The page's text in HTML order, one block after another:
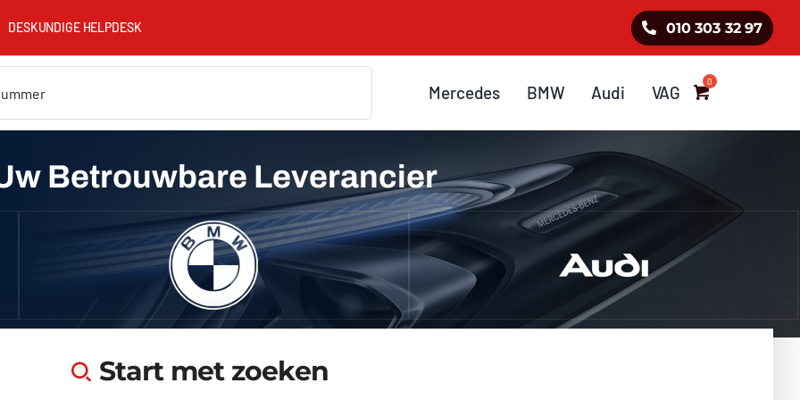
DESKUNDIGE HELPDESK 010 303 32 97
Mercedes BMW Audi VAG
Betrouwbare Leverancier
Start met zoeken